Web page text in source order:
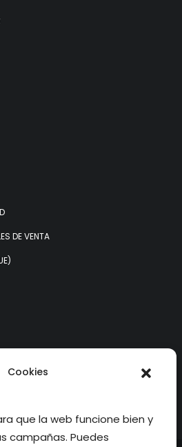
Cookies
que la web funcione bien y
campañas. Puedes
DE VENTA